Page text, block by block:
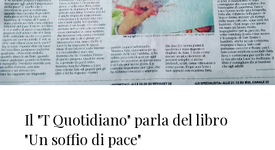
Il "T Quotidiano" parla del libro
"Un soffio di pace"